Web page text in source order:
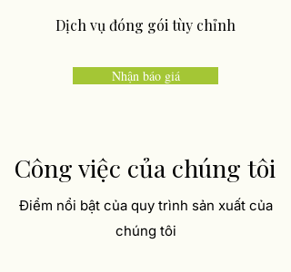
Dịch vụ đóng gói tùy chỉnh
Nhận báo giá
Công việc của chúng tôi
Điểm nổi bật của quy trình sản xuất của
chúng tôi